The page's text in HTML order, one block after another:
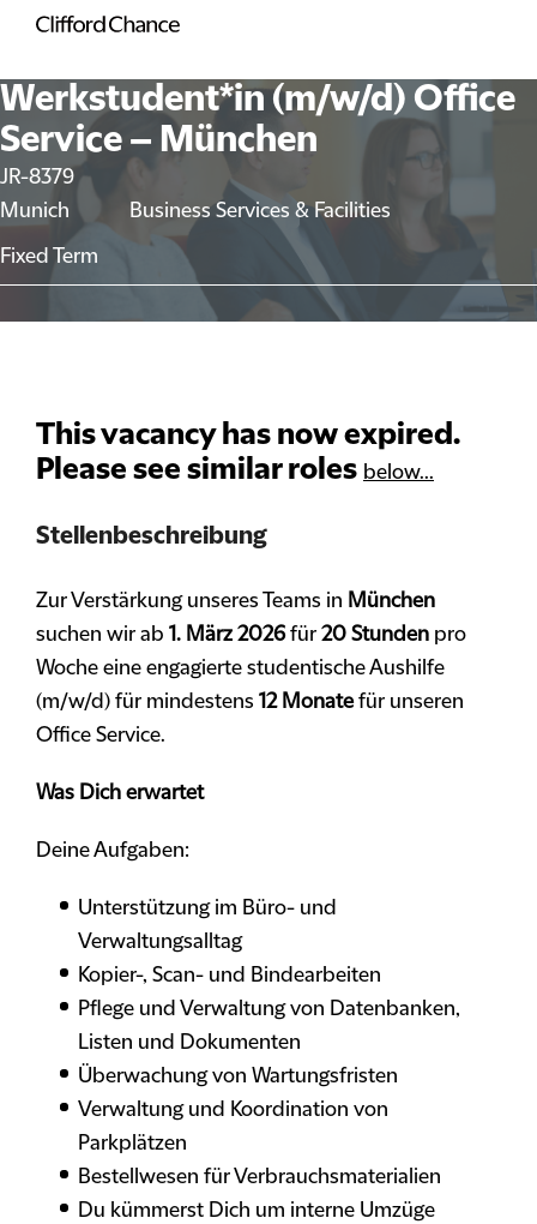
Werkstudent*in (m/w/d) Office
Service – München
JR-8379
Munich
Business Services & Facilities
Fixed Term
This vacancy has now expired.
Please see similar roles below...
Stellenbeschreibung
Zur Verstärkung unseres Teams in München
suchen wir ab 1. März 2026für 20 Stunden pro
Woche eine engagierte studentische Aushilfe
(m/w/d) für mindestens 12 Monatefür unseren
Office Service.
Was Dich erwartet
Deine Aufgaben:
Unterstützung im Büro- und
Verwaltungsalltag
Kopier-, Scan- und Bindearbeiten
Pflege und Verwaltung von Datenbanken,
Listen und Dokumenten
Überwachung von Wartungsfristen
Verwaltung und Koordination von
Parkplätzen
Bestellwesen für Verbrauchsmaterialien
Du kümmerst Dich um interne Umzüge